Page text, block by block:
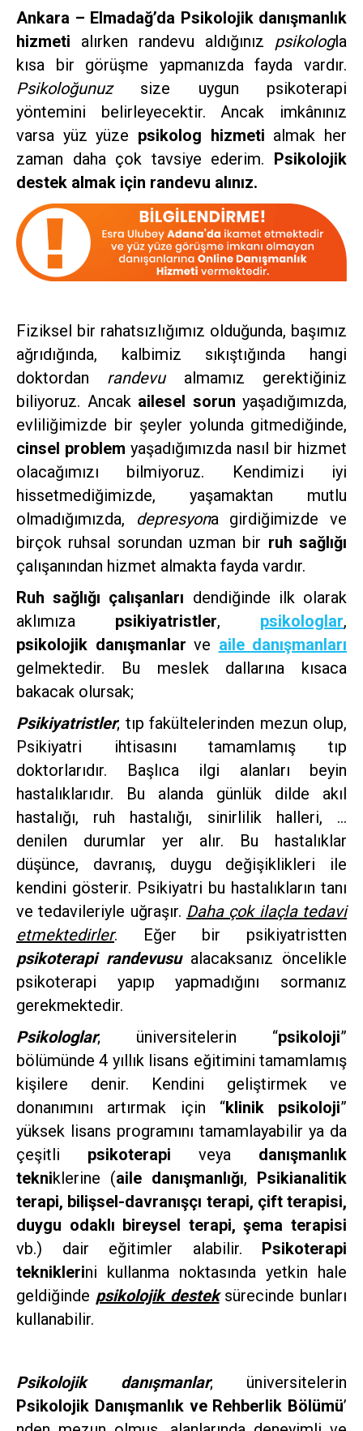
Ankara – Elmadağ’da Psikolojik danışmanlık
hizmeti alırken randevu aldığınız psikologla
kısa bir görüşme yapmanızda fayda vardır.
Psikoloğunuz size uygun psikoterapi
yöntemini belirleyecektir. Ancak imkânınız
varsa yüz yüze psikolog hizmeti almak her
zaman daha çok tavsiye ederim. Psikolojik
destek almak için randevu alınız.
Fiziksel bir rahatsızlığımız olduğunda, başımız
ağrıdığında, kalbimiz sıkıştığında hangi
doktordan randevualmamız gerektiğiniz
biliyoruz. Ancak ailesel sorun yaşadığımızda,
evliliğimizde bir şeyler yolunda gitmediğinde,
cinsel problem yaşadığımızda nasıl bir hizmet
olacağımızı bilmiyoruz. Kendimizi iyi
hissetmediğimizde, yaşamaktan mutlu
olmadığımızda, depresyona girdiğimizde ve
birçok ruhsal sorundan uzman bir ruh sağlığı
çalışanından hizmet almakta fayda vardır.
Ruh sağlığı çalışanları dendiğinde ilk olarak
aklımıza psikiyatristler, psikologlar,
psikolojik danışmanlar ve aile danışmanları
gelmektedir. Bu meslek dallarına kısaca
bakacak olursak;
Psikiyatristler; tıp fakültelerinden mezun olup,
Psikiyatri ihtisasını tamamlamış tıp
doktorlarıdır. Başlıca ilgi alanları beyin
hastalıklarıdır. Bu alanda günlük dilde akıl
hastalığı, ruh hastalığı, sinirlilik halleri, …
denilen durumlar yer alır. Bu hastalıklar
düşünce, davranış, duygu değişiklikleri ile
kendini gösterir. Psikiyatri bu hastalıkların tanı
ve tedavileriyle uğraşır. Daha çok ilaçla tedavi
etmektedirler. Eğer bir psikiyatristten
psikoterapi randevusualacaksanız öncelikle
psikoterapi yapıp yapmadığını sormanız
gerekmektedir.
Psikologlar; üniversitelerin “psikoloji”
bölümünde 4 yıllık lisans eğitimini tamamlamış
kişilere denir. Kendini geliştirmek ve
donanımını artırmak için “klinik psikoloji”
yüksek lisans programını tamamlayabilir ya da
çeşitli psikoterapi veya danışmanlık
tekniklerine (aile danışmanlığı, Psikianalitik
terapi, bilişsel-davranışçı terapi, çift terapisi,
duygu odaklı bireysel terapi, şema terapisi
vb.) dair eğitimler alabilir. Psikoterapi
tekniklerini kullanma noktasında yetkin hale
geldiğinde psikolojik desteksürecinde bunları
kullanabilir.
Psikolojik danışmanlar; üniversitelerin
Psikolojik Danışmanlık ve Rehberlik Bölümü’